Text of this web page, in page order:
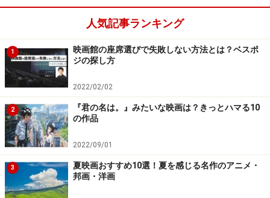
人気記事ランキング
1
映画館の座席選びで失敗しない方法とは？ベスポ
ジの探し方
2022/02/02
2
『君の名は。』みたいな映画は？きっとハマる10
の作品
2022/09/01
3
夏映画おすすめ10選！夏を感じる名作のアニメ・
邦画・洋画